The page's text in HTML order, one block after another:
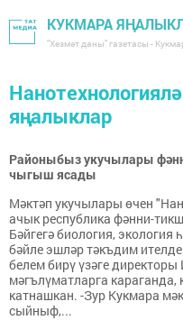
КУКМАРА
"Хезмәт даны" газетасы -
яңалыклар
Районыбыз укучылары
чыгыш ясады
Мәктәп укучылары өчен
ачык республика фәнни-
Бәйгегә биология,
бәйле эшләр тәкъдим
белем бирү үзәге
мәгълүматларга
катнашкан. -Зур Кукмара
сыйныф,...